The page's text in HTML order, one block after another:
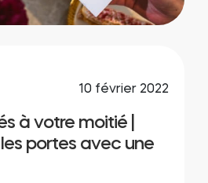
10 février 2022
à votre moitié |
portes avec une